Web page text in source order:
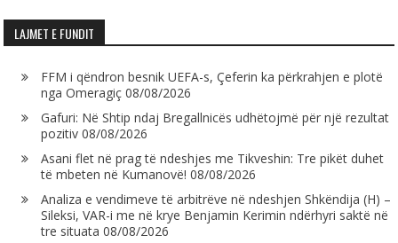
LAJMET E FUNDIT
FFM i qëndron besnik UEFA-s, Çeferin ka përkrahjen e plotë
nga Omeragiç 08/08/2026
Gafuri: Në Shtip ndaj Bregallnicës udhëtojmë për një rezultat
pozitiv 08/08/2026
Asani flet në prag të ndeshjes me Tikveshin: Tre pikët duhet
të mbeten në Kumanovë! 08/08/2026
Analiza e vendimeve të arbitrëve në ndeshjen Shkëndija (H) –
Sileksi, VAR-i me në krye Benjamin Kerimin ndërhyri saktë në
tre situata 08/08/2026